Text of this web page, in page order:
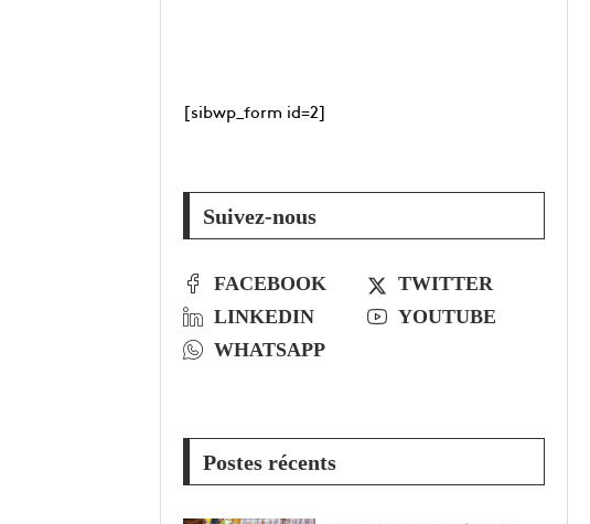
[sibwp_form id=2]
Suivez-nous
FACEBOOK
TWITTER
LINKEDIN
YOUTUBE
WHATSAPP
Postes récents